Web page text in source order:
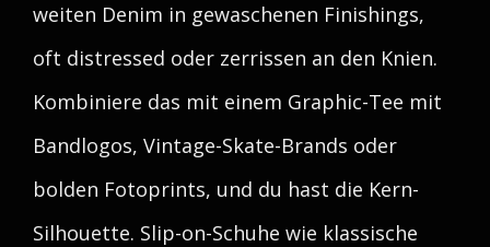
weiten Denim in gewaschenen Finishings,
oft distressed oder zerrissen an den Knien.
Kombiniere das mit einem Graphic-Tee mit
Bandlogos, Vintage-Skate-Brands oder
bolden Fotoprints, und du hast die Kern-
Silhouette. Slip-on-Schuhe wie klassische